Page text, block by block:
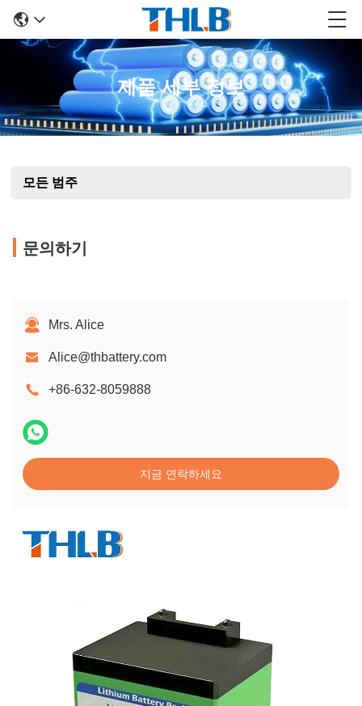
제품 세부 정보
모든 범주
문의하기
Mrs. Alice
Alice@thbattery.com
+86-632-8059888
지금 연락하세요